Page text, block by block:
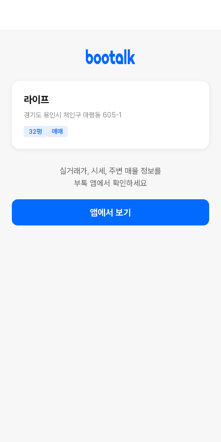
라이프
경기도 용인시 처인구 마평동 605-1
32평 매매
실거래가, 시세, 주변 매물 정보를
부톡 앱에서 확인하세요
앱에서 보기